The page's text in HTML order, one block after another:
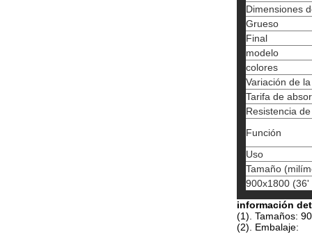
Dimensiones
Grueso
Final
modelo
colores
Variación de
Tarifa de
Resistencia
Función
Uso
Tamaño
900x1800 (36'
información
(1). Tamaños:
(2). Embalaje: